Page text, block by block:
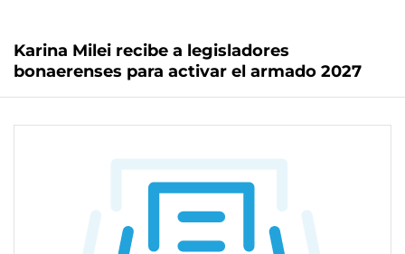
Karina Milei recibe a legisladores
bonaerenses para activar el armado 2027